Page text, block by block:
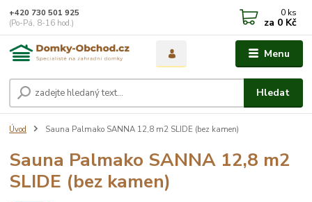
Menu
Hledat
+420 730 501 925
(Po-Pá, 8-16 hod.)
0 ks
za 0 Kč
Úvod Sauna Palmako SANNA 12,8 m2 SLIDE (bez kamen)
Sauna Palmako SANNA 12,8 m2
SLIDE (bez kamen)